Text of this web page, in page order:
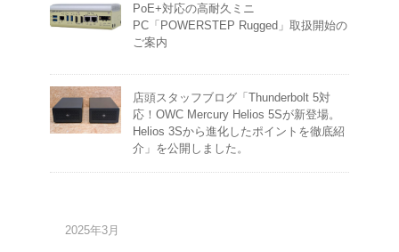
PoE+対応の高耐久ミニ
PC「POWERSTEP Rugged」取扱開始の
ご案内
店頭スタッフブログ「Thunderbolt 5対
応！OWC Mercury Helios 5Sが新登場。
Helios 3Sから進化したポイントを徹底紹
介」を公開しました。
2025年3月